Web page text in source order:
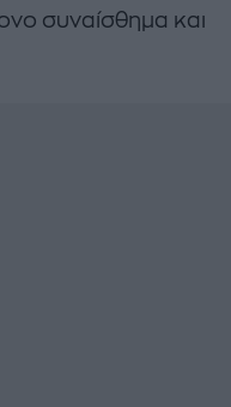
συναίσθημα και